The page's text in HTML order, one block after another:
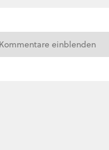
Kommentare einblenden